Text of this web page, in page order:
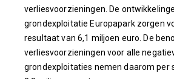
verliesvoorzieningen. De
grondexploitatie Europapark zorgen
resultaat van 6,1 miljoen euro. De
verliesvoorzieningen voor alle
grondexploitaties nemen daarom per